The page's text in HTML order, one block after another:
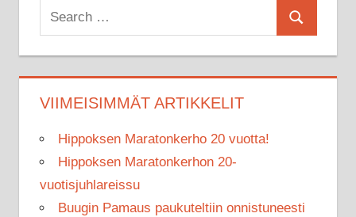
Search
for:
Search
VIIMEISIMMÄT ARTIKKELIT
Hippoksen Maratonkerho 20 vuotta!
Hippoksen Maratonkerhon 20-
vuotisjuhlareissu
Buugin Pamaus paukuteltiin onnistuneesti